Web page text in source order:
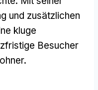
und zusätzlichen
kluge
Besucher